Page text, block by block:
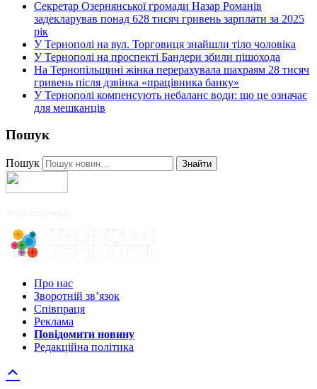
Секретар Озернянської громади Назар Романів
задекларував понад 628 тисяч гривень зарплати за 2025
рік
У Тернополі на вул. Торговиця знайшли тіло чоловіка
У Тернополі на проспекті Бандери збили пішохода
На Тернопільщині жінка перерахувала шахраям 28 тисяч
гривень після дзвінка «працівника банку»
У Тернополі компенсують небаланс води: що це означає
для мешканців
Пошук
Пошук Знайти
Про нас
Зворотній зв’язок
Співпраця
Реклама
Повідомити новину
Редакційна політика